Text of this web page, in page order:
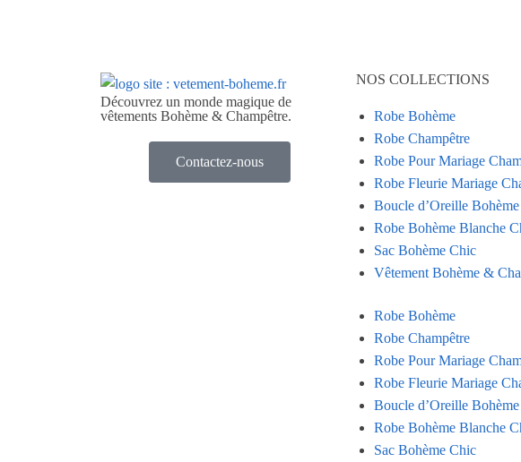
Découvrez un monde magique de
vêtements Bohème & Champêtre.
Contactez-nous
NOS COLLECTIONS
Robe Bohème
Robe Champêtre
Robe Pour Mariage
Robe Fleurie Mariage
Boucle d’Oreille
Robe Bohème Blanche
Sac Bohème Chic
Vêtement Bohème &
Robe Bohème
Robe Champêtre
Robe Pour Mariage
Robe Fleurie Mariage
Boucle d’Oreille
Robe Bohème Blanche
Sac Bohème Chic